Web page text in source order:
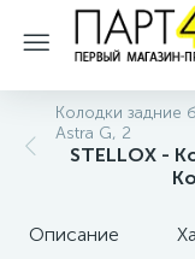
Колодки задние
Astra G, 2
STELLOX -
Описание